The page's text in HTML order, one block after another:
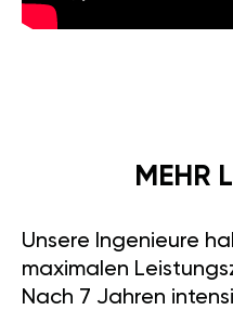
MEHR
Unsere Ingenieure
maximalen
Nach 7 Jahren